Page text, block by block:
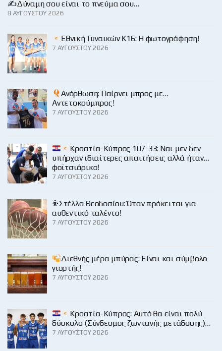
✍️Δύναμη σου είναι το πνεύμα σου…
8 ΑΥΓΟΎΣΤΟΥ 2026
Εθνική Γυναικών Κ16: Η φωτογράφηση!
7 ΑΥΓΟΎΣΤΟΥ 2026
Ανόρθωση: Παίρνει μπρος με…
Αντετοκούμπρος!
7 ΑΥΓΟΎΣΤΟΥ 2026
Κροατία-Κύπρος 107-33: Ναι μεν δεν
υπήρχαν ιδιαίτερες απαιτήσεις αλλά ήταν…
φοϊτσιάρικο!
7 ΑΥΓΟΎΣΤΟΥ 2026
⛹️Στέλλα Θεοδοσίου: Όταν πρόκειται για
αυθεντικό ταλέντο!
7 ΑΥΓΟΎΣΤΟΥ 2026
Διεθνής μέρα μπύρας: Είναι και σύμβολο
γιορτής!
7 ΑΥΓΟΎΣΤΟΥ 2026
Κροατία-Κύπρος: Αυτό θα είναι πολύ
δύσκολο (Σύνδεσμος ζωντανής μετάδοσης)…
7 ΑΥΓΟΎΣΤΟΥ 2026